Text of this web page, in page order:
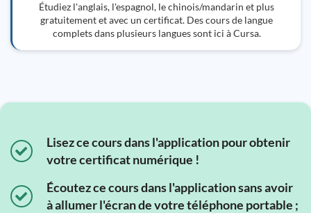
Étudiez l'anglais, l'espagnol, le chinois/mandarin et plus
gratuitement et avec un certificat. Des cours de langue
complets dans plusieurs langues sont ici à Cursa.
Lisez ce cours dans l'application pour obtenir
votre certificat numérique !
Écoutez ce cours dans l'application sans avoir
à allumer l'écran de votre téléphone portable ;